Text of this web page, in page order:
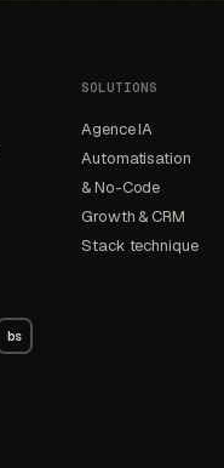
bs
SOLUTIONS
Agence IA
Automatisation
& No-Code
Growth & CRM
Stack technique